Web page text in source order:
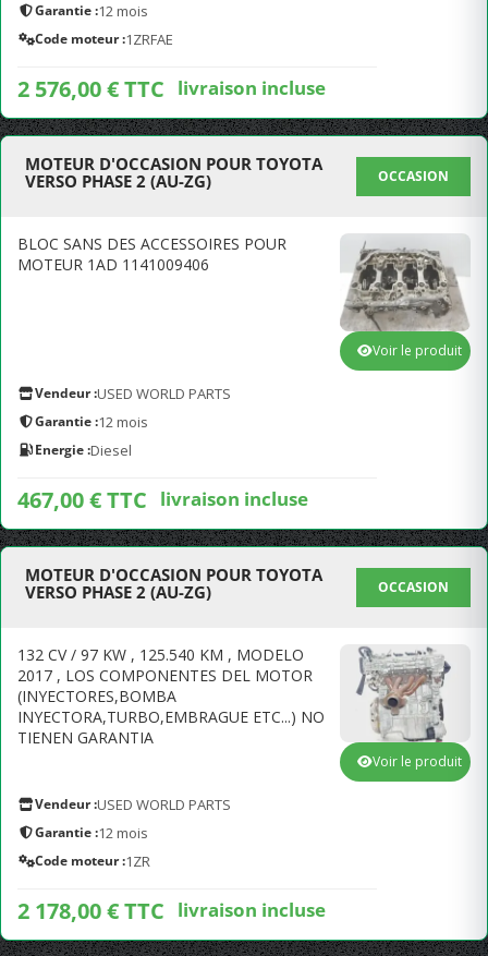
Garantie :12 mois
Code moteur :1ZRFAE
2 576,00 € TTC livraison incluse
MOTEUR D'OCCASION POUR TOYOTA
VERSO PHASE 2 (AU-ZG)
OCCASION
BLOC SANS DES ACCESSOIRES POUR
MOTEUR 1AD 1141009406
Vendeur :USED WORLD PARTS
Garantie :12 mois
Energie :Diesel
467,00 € TTC livraison incluse
Voir le produit
MOTEUR D'OCCASION POUR TOYOTA
VERSO PHASE 2 (AU-ZG)
OCCASION
132 CV / 97 KW , 125.540 KM , MODELO
2017 , LOS COMPONENTES DEL MOTOR
(INYECTORES,BOMBA
INYECTORA,TURBO,EMBRAGUE ETC...) NO
TIENEN GARANTIA
Vendeur :USED WORLD PARTS
Garantie :12 mois
Code moteur :1ZR
2 178,00 € TTC livraison incluse
Voir le produit